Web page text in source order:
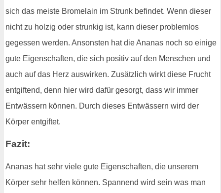
sich das meiste Bromelain im Strunk befindet. Wenn dieser
nicht zu holzig oder strunkig ist, kann dieser problemlos
gegessen werden. Ansonsten hat die Ananas noch so einige
gute Eigenschaften, die sich positiv auf den Menschen und
auch auf das Herz auswirken. Zusätzlich wirkt diese Frucht
entgiftend, denn hier wird dafür gesorgt, dass wir immer
Entwässern können. Durch dieses Entwässern wird der
Körper entgiftet.
Fazit:
Ananas hat sehr viele gute Eigenschaften, die unserem
Körper sehr helfen können. Spannend wird sein was man